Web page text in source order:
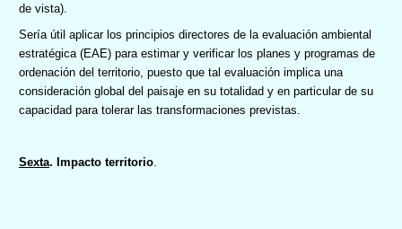
de vista).
Sería útil aplicar los principios directores de la evaluación ambiental
estratégica (EAE) para estimar y verificar los planes y programas de
ordenación del territorio, puesto que tal evaluación implica una
consideración global del paisaje en su totalidad y en particular de su
capacidad para tolerar las transformaciones previstas.
Sexta. Impacto territorio